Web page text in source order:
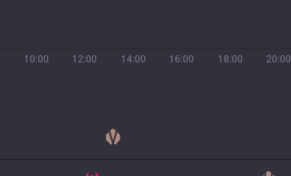
10:00 12:00 14:00 16:00 18:00 20:00